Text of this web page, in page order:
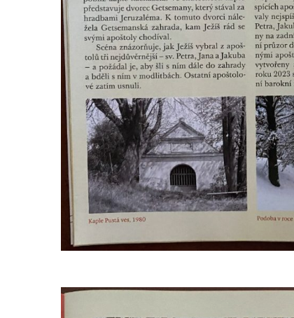
Křížová cesta Římov – IV. kaple – Pustá ves
Křížová cesta Římov – III. kaple – Stádní
brána
Křížová cesta Římov – II. kaple – Poslední
večeře Páně
Křížová cesta Římov – I. kaple – Loučení
Ježíše s Pannou Marií
Márnice na hřbitově v Římově
Kaple v Horním Třeboníně
Kaple Panny Marie v Horním Třeboníně
Kaple mezi Dolním Třebonínem a Horním